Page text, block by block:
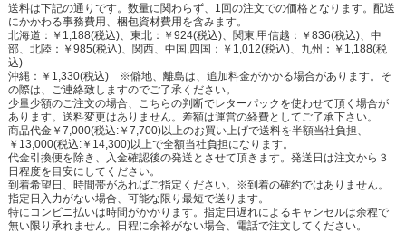
送料は下記の通りです。数量に関わらず、1回の注文での価格となります。配送
にかかわる事務費用、梱包資材費用を含みます。
北海道：￥1,188(税込)、東北：￥924(税込)、関東,甲信越：￥836(税込)、中
部、北陸：￥985(税込)、関西、中国,四国：￥1,012(税込)、九州：￥1,188(税
込)
沖縄：￥1,330(税込) ※僻地、離島は、追加料金がかかる場合があります。そ
の際は、ご連絡致しますのでご了承ください。
少量少額のご注文の場合、こちらの判断でレターパックを使わせて頂く場合が
あります。送料変更はありません。差額は運営の経費としてご了承下さい。
商品代金￥7,000(税込:￥7,700)以上のお買い上げで送料を半額当社負担、
￥13,000(税込:￥14,300)以上で全額当社負担になります。
代金引換便を除き、入金確認後の発送とさせて頂きます。発送日は注文から３
日程度を目安にしてください。
到着希望日、時間帯があればご指定ください。※到着の確約ではありません。
指定日入力がない場合、可能な限り最短で送ります。
特にコンビニ払いは時間がかかります。指定日遅れによるキャンセルは余程で
無い限り承れません。日程に余裕がない場合、電話で注文してください。